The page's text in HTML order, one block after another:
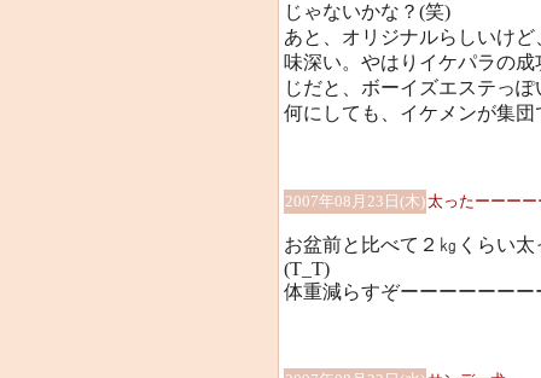
じゃないかな？(笑)
あと、オリジナルらしいけ
味深い。やはりイケパラの
じだと、ボーイズエステっぽ
何にしても、イケメンが集
2007年08月23日(木)太ったーーー
お盆前と比べて２㎏くらい
(T_T)
体重減らすぞーーーーーーー